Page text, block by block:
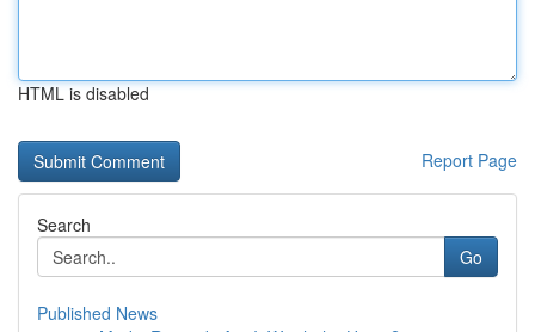
HTML is disabled
Report Page
Search
Go
Published News